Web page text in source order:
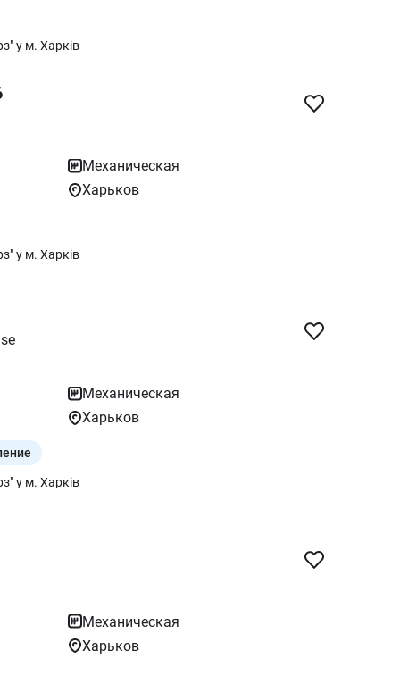
у м. Харків
Механическая
Харьков
у м. Харків
Механическая
Харьков
у м. Харків
Механическая
Харьков